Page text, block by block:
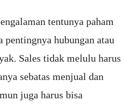
tentunya paham
pentingnya hubungan atau
Sales tidak melulu harus
sebatas menjual dan
juga harus bisa